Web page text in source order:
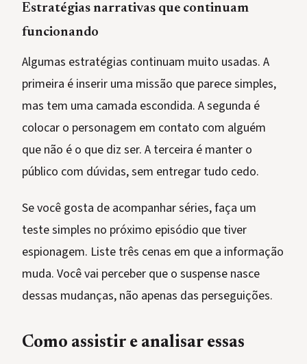
Estratégias narrativas que continuam
funcionando
Algumas estratégias continuam muito usadas. A
primeira é inserir uma missão que parece simples,
mas tem uma camada escondida. A segunda é
colocar o personagem em contato com alguém
que não é o que diz ser. A terceira é manter o
público com dúvidas, sem entregar tudo cedo.
Se você gosta de acompanhar séries, faça um
teste simples no próximo episódio que tiver
espionagem. Liste três cenas em que a informação
muda. Você vai perceber que o suspense nasce
dessas mudanças, não apenas das perseguições.
Como assistir e analisar essas